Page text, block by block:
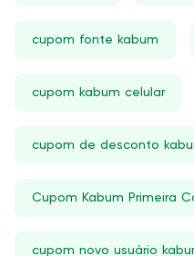
cupom fonte kabum
cupom kabum celular
cupom de desconto
Cupom Kabum Primeira
cupom novo usuário